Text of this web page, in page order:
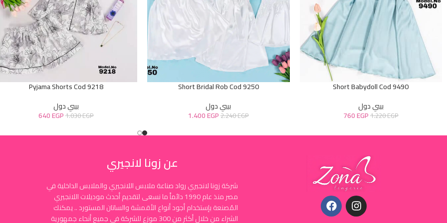
Short Babydoll Cod 9490
بيبي دول
1.220EGP
760EGP
Short Bridal Rob Cod 9250
بيبي دول
2.240EGP
1.400EGP
Pyjama Shorts Cod 9218
بيبي دول
1.030EGP
640EGP
عن زونا لانجيري
شركة زونا لانجيري رواد صناعة ملابس اللانجيري والملابس الداخلية في
مصر منذ عام 1990 دائماً ما نسعى لتقديم أحدث موديلات اللانجيري
المُصنعة بإستخدام أجود أنواع الأقمشة والساتان المستورد .. يمكنك
الشراء من خلال أكثر من 300 موزع للشركة في جميع أنحاء جمهورية